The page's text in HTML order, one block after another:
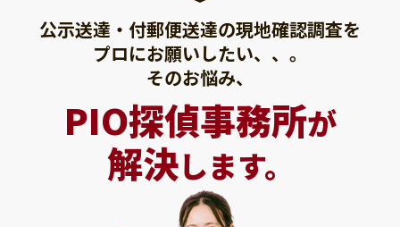
公示送達・付郵便送達の現地確認調査を
プロにお願いしたい、、。
そのお悩み、
PIO探偵事務所が
解決します。